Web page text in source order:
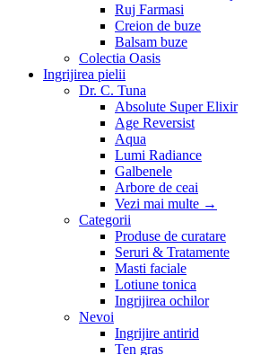
Ruj Farmasi
Creion de buze
Balsam buze
Colectia Oasis
Ingrijirea pielii
Dr. C. Tuna
Absolute Super Elixir
Age Reversist
Aqua
Lumi Radiance
Galbenele
Arbore de ceai
Vezi mai multe →
Categorii
Produse de curatare
Seruri & Tratamente
Masti faciale
Lotiune tonica
Ingrijirea ochilor
Nevoi
Ingrijire antirid
Ten gras